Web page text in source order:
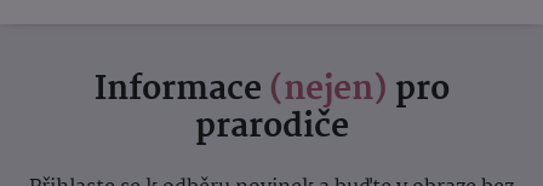
Informace (nejen) pro
prarodiče